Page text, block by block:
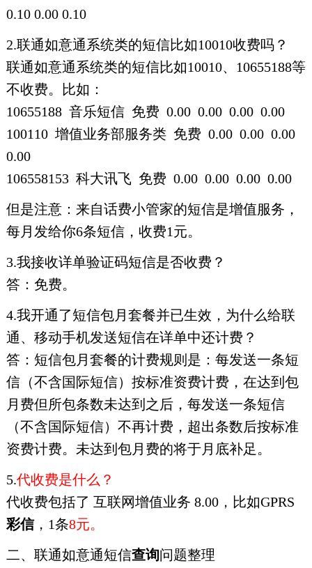
0.10 0.00 0.10
2.联通如意通系统类的短信比如10010收费吗？
联通如意通系统类的短信比如10010、10655188等
不收费。比如：
10655188 音乐短信 免费 0.00 0.00 0.00 0.00
100110 增值业务部服务类 免费 0.00 0.00 0.00
0.00
106558153 科大讯飞 免费 0.00 0.00 0.00 0.00
但是注意：来自话费小管家的短信是增值服务，
每月发给你6条短信，收费1元。
3.我接收详单验证码短信是否收费？
答：免费。
4.我开通了短信包月套餐并已生效，为什么给联
通、移动手机发送短信在详单中还计费？
答：短信包月套餐的计费规则是：每发送一条短
信（不含国际短信）按标准资费计费，在达到包
月费但所包条数未达到之后，每发送一条短信
（不含国际短信）不再计费，超出条数后按标准
资费计费。未达到包月费的将于月底补足。
5.代收费是什么？
代收费包括了 互联网增值业务 8.00，比如GPRS
彩信，1条8元。
二、联通如意通短信查询问题整理